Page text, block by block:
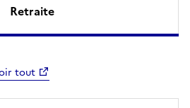
Retraite
tout